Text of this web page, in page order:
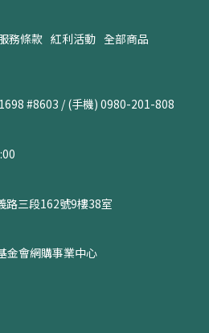
務條款 紅利活動 全部商品
#8603 / (手機) 0980-201-808
路三段162號9樓38室
金會網購事業中心